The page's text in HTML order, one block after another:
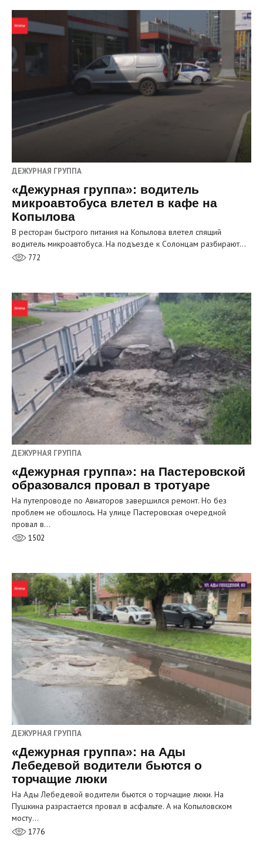
ДЕЖУРНАЯ ГРУППА
«Дежурная группа»: водитель
микроавтобуса влетел в кафе на
Копылова
В ресторан быстрого питания на Копылова влетел спящий
водитель микроавтобуса. На подъезде к Солонцам разбирают…
772
ДЕЖУРНАЯ ГРУППА
«Дежурная группа»: на Пастеровской
образовался провал в тротуаре
На путепроводе по Авиаторов завершился ремонт. Но без
проблем не обошлось. На улице Пастеровская очередной
провал в…
1502
ДЕЖУРНАЯ ГРУППА
«Дежурная группа»: на Ады
Лебедевой водители бьются о
торчащие люки
На Ады Лебедевой водители бьются о торчащие люки. На
Пушкина разрастается провал в асфальте. А на Копыловском
мосту…
1776